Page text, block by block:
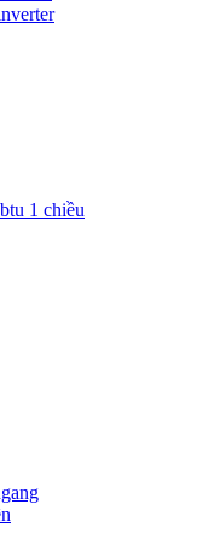
1 chiều